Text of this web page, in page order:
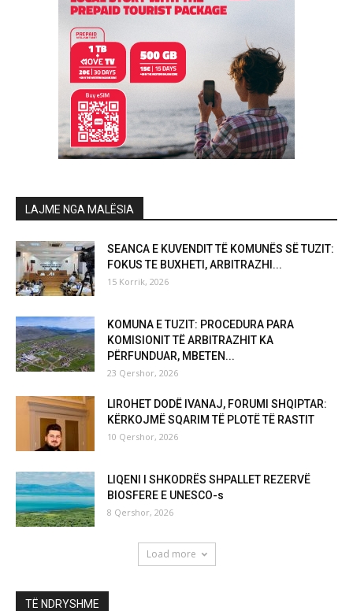
LAJME NGA MALËSIA
SEANCA E KUVENDIT TË KOMUNËS SË TUZIT:
FOKUS TE BUXHETI, ARBITRAZHI...
15 Korrik, 2026
KOMUNA E TUZIT: PROCEDURA PARA
KOMISIONIT TË ARBITRAZHIT KA
PËRFUNDUAR, MBETEN...
23 Qershor, 2026
LIROHET DODË IVANAJ, FORUMI SHQIPTAR:
KËRKOJMË SQARIM TË PLOTË TË RASTIT
10 Qershor, 2026
LIQENI I SHKODRËS SHPALLET REZERVË
BIOSFERE E UNESCO-s
8 Qershor, 2026
Load more
TË NDRYSHME